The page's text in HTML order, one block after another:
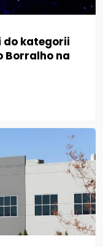
do kategorii
Borralho na